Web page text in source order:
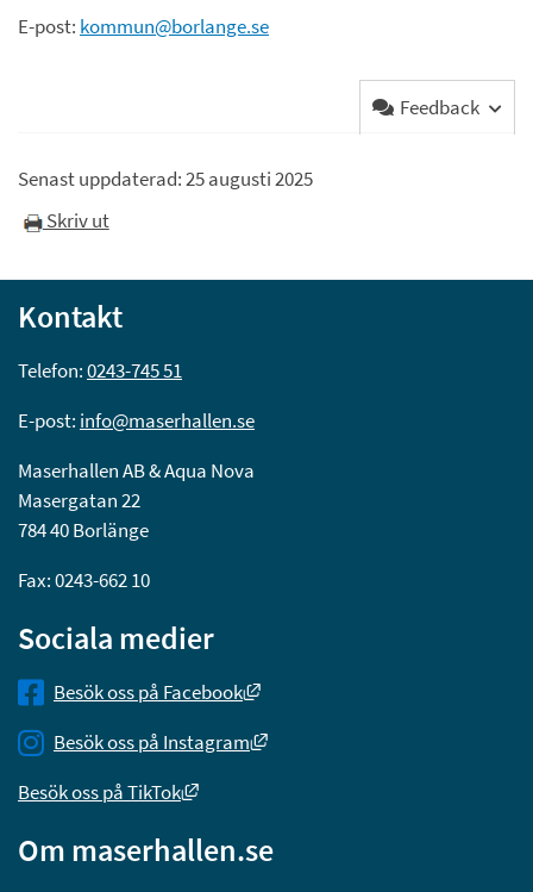
E-post: kommun@borlange.se
Feedback
Senast uppdaterad: 25 augusti 2025
Skriv ut
Kontakt
Telefon: 0243-745 51
E-post: info@maserhallen.se
Maserhallen AB & Aqua Nova
Masergatan 22
784 40 Borlänge
Fax: 0243-662 10
Sociala medier
Besök oss på Facebook
Länk till annan webbplats,
Besök oss på Instagram
Länk till annan webbplats,
Besök oss på TikTok
Länk till annan webbplats, öppnas i nytt
Om maserhallen.se